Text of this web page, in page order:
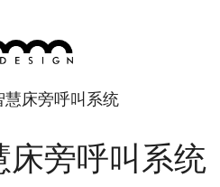
床旁呼叫系统